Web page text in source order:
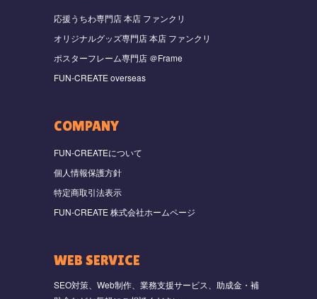
応援うちわ専門店 本店 ファンクリ
オリジナルグッズ専門店 本店 ファンクリ
ポスターフレーム専門店 ＠Frame
FUN-CREATE overseas
COMPANY
FUN-CREATEについて
個人情報保護方針
特定商取引法表示
FUN-CREATE 株式会社ホームページ
WEB SERVICE
SEO対策、Web制作、業務支援サービス、助成金・補